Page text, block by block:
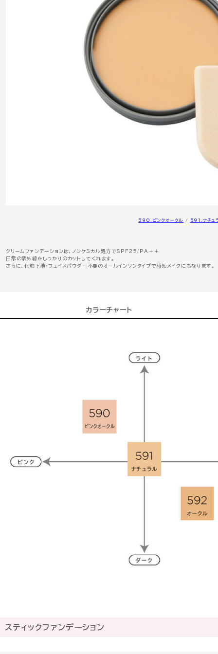
590.ピンクオークル / 591.ナチュ
クリームファンデーションは、ノンケミカル処方でSPF25/PA＋＋
日常の紫外線をしっかりのカットしてくれます。
さらに、化粧下地・フェイスパウダー不要のオールインワンタイプで時短メイクにもなります。
カラーチャート
スティックファンデーション